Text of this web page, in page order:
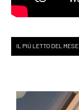
IL PIÙ LETTO DEL MESE